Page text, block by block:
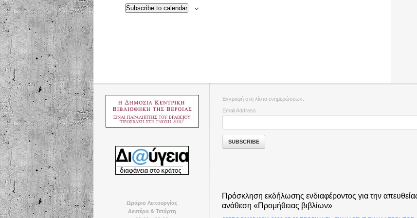
Subscribe to calendar
Ωράριο Λειτουργίας
Δευτέρα & Τετάρτη
Εγγραφή στη λίστα ενημερώσεων.
Email Address
Πρόσκληση εκδήλωσης ενδιαφέροντος για την
ανάθεση «Προμήθειας βιβλίων»